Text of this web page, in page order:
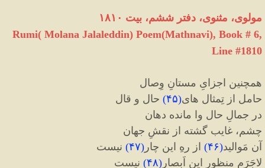
مولوی، مثنوی، دفتر ششم، بیت ۱۸۱۰
Rumi( Molana Jalaleddin) Poem(Mathnavi), Book # 6,
Line #1810
همچنین اجزایِ مستانِ وِصال
حامل از تِمثال های(۴۵) حال و قال
در جمالِ حال وا مانده دهان
چشم، غایب گشته از نقشِ جهان
آن مَوالید(۴۶) از رهِ این چار (۴۷) نیست
لاجَرَم منظورِ این اَبصار (۴۸) نیست